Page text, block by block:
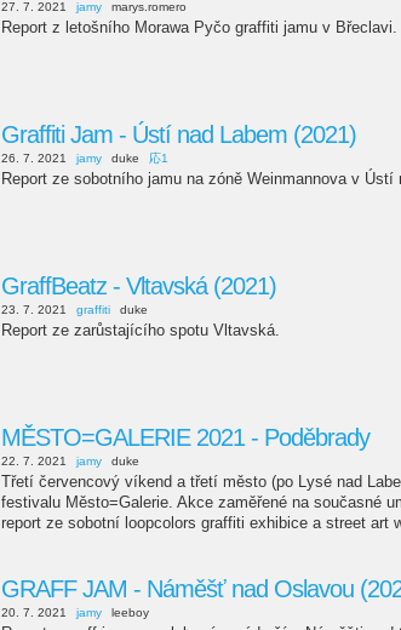
27. 7. 2021 jamy marys.romero
Report z letošního Morawa Pyčo graffiti jamu v
Graffiti Jam - Ústí nad Labem (2021)
26. 7. 2021 jamy duke 応1
Report ze sobotního jamu na zóně Weinmannova v Ústí
GraffBeatz - Vltavská (2021)
23. 7. 2021 graffiti duke
Report ze zarůstajícího spotu Vltavská.
MĚSTO=GALERIE 2021 - Poděbrady
22. 7. 2021 jamy duke
Třetí červencový víkend a třetí město (po Lysé nad
festivalu Město=Galerie. Akce zaměřené na současné
report ze sobotní loopcolors graffiti exhibice a street art
GRAFF JAM - Náměšť nad Oslavou
20. 7. 2021 jamy leeboy